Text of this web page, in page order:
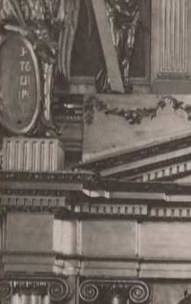
Экскурсия
за веру в
Севере”
Главная